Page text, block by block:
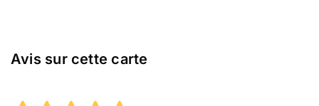
Avis sur cette carte